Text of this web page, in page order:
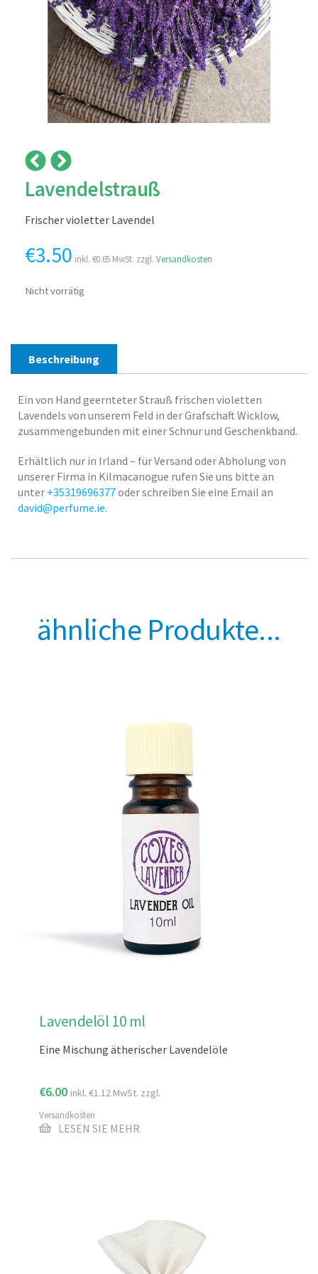
Lavendelstrauß
Frischer violetter Lavendel
€3.50 inkl. €0.65 MwSt. zzgl.Versandkosten
Nicht vorrätig
Beschreibung
Ein von Hand geernteter Strauß frischen violetten
Lavendels von unserem Feld in der Grafschaft Wicklow,
zusammengebunden mit einer Schnur und Geschenkband.
Erhältlich nur in Irland – für Versand oder Abholung von
unserer Firma in Kilmacanogue rufen Sie uns bitte an
unter +35319696377oder schreiben Sie eine Email an
david@perfume.ie.
ähnliche Produkte...
Lavendelöl 10 ml
Eine Mischung ätherischer Lavendelöle
€6.00 inkl. €1.12 MwSt. zzgl.
Versandkosten
LESEN SIE MEHR